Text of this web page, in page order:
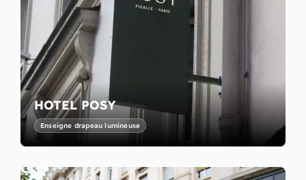
HOTEL POSY
Enseigne drapeau lumineuse